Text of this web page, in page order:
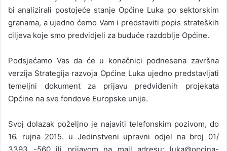
bi analizirali postojeće stanje Općine Luka po sektorskim
granama, a ujedno ćemo Vam i predstaviti popis strateških
ciljeva koje smo predvidjeli za buduće razdoblje Općine.
Podsjećamo Vas da će u konačnici podnesena završna
verzija Strategija razvoja Općine Luka ujedno predstavljati
temeljni dokument za prijavu predviđenih projekata
Općine na sve fondove Europske unije.
Svoj dolazak poželjno je najaviti telefonskim pozivom, do
16. rujna 2015. u Jedinstveni upravni odjel na broj 01/